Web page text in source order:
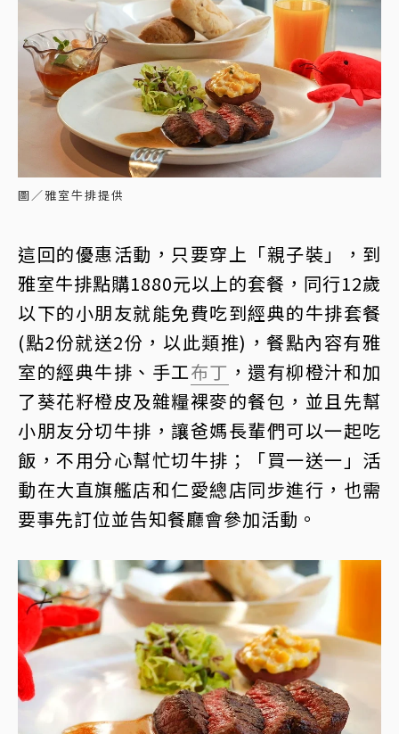
圖／雅室牛排提供
這回的優惠活動，只要穿上「親子裝」，到
雅室牛排點購1880元以上的套餐，同行12歲
以下的小朋友就能免費吃到經典的牛排套餐
(點2份就送2份，以此類推)，餐點內容有雅
室的經典牛排、手工布丁 ，還有柳橙汁和加
了葵花籽橙皮及雜糧裸麥的餐包，並且先幫
小朋友分切牛排，讓爸媽長輩們可以一起吃
飯，不用分心幫忙切牛排；「買一送一」活
動在大直旗艦店和仁愛總店同步進行，也需
要事先訂位並告知餐廳會參加活動。